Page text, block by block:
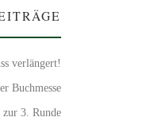
verlängert!
Buchmesse
3. Runde